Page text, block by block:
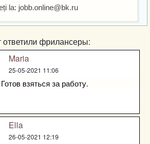
la: jobb.online@bk.ru
фрилансеры:
Maria
25-05-2021 11:06
Готов взяться за работу.
Ella
26-05-2021 12:19